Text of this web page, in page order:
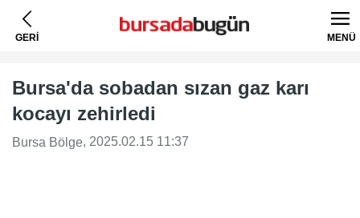
GERİ MENÜ
Bursa'da sobadan sızan gaz karı
kocayı zehirledi
Bursa Bölge, 2025.02.15 11:37